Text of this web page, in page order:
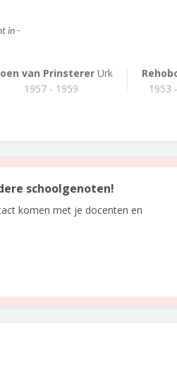
in -
van Prinsterer Urk
1957 - 1959
1953
schoolgenoten!
komen met je docenten en